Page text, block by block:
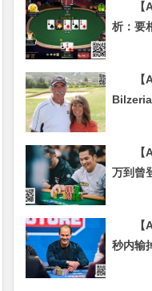
析：要
万到曾
专访
秒内输